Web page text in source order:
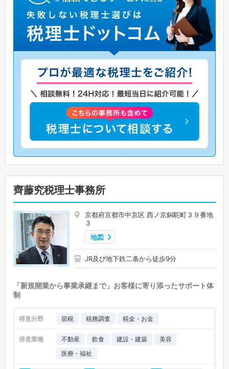
齊藤究税理士事務所
京都府京都市中京区 西ノ京銅駝町３９番地
３
地図
JR及び地下鉄二条から徒歩9分
「新規開業から事業承継まで」お客様に寄り添ったサポート体
制
得意分野 節税 税務調査 税金・お金
得意業種 不動産 飲食 建設・建築
美容
医療・福祉